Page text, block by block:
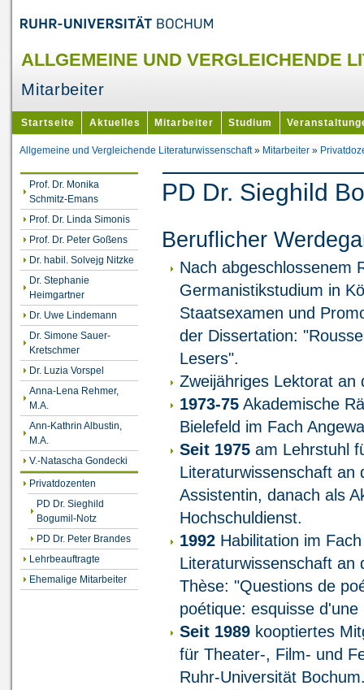
ALLGEMEINE UND VERGLEICHENDE
Mitarbeiter
Startseite Aktuelles Mitarbeiter Studium
Allgemeine und Vergleichende Literaturwissenschaft» Mitarbeiter »
Prof. Dr. Monika
Schmitz-Emans
Prof. Dr. Linda Simonis
Prof. Dr. Peter Goßens
Dr. habil. Solvejg Nitzke
Dr. Stephanie
Heimgartner
Dr. Uwe Lindemann
Dr. Simone Sauer-
Kretschmer
Dr. Luzia Vorspel
Anna-Lena Rehmer,
M.A.
Ann-Kathrin Albustin,
M.A.
V.-Natascha Gondecki
Privatdozenten
PD Dr. Sieghild
Bogumil-Notz
PD Dr. Peter Brandes
Lehrbeauftragte
Ehemalige Mitarbeiter
PD Dr. Sieghild
Beruflicher
Nach abgeschlossenem
Germanistikstudium in
Staatsexamen und
der Dissertation:
Lesers".
Zweijähriges Lektorat an
1973-75 Akademische
Bielefeld im Fach
Seit 1975 am Lehrstuhl
Literaturwissenschaft an
Assistentin, danach als
Hochschuldienst.
1992 Habilitation im
Literaturwissenschaft an
Thèse: "Questions de
poétique: esquisse
Seit 1989 kooptiertes
für Theater-, Film- und
Ruhr-Universität